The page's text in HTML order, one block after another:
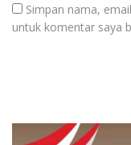
Simpan nama,
untuk komentar saya